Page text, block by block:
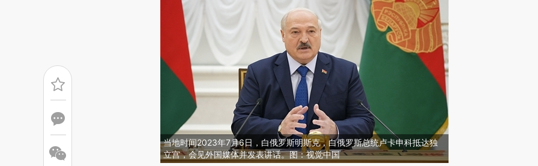
当地时间2023年7月6日，白俄罗斯明斯克，白俄罗斯总统卢卡申科抵达独
立宫，会见外国媒体并发表讲话。图：视觉中国